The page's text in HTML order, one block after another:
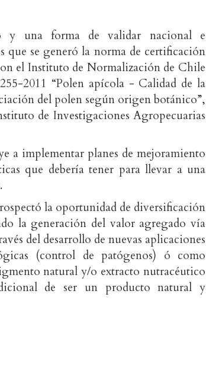
y una forma de validar nacional e
que se generó la norma de certificación
el Instituto de Normalización de Chile
2011 “Polen apícola - Calidad de la
del polen según origen botánico”,
de Investigaciones Agropecuarias
a implementar planes de mejoramiento
que debería tener para llevar a una
la oportunidad de diversificación
la generación del valor agregado vía
del desarrollo de nuevas aplicaciones
(control de patógenos) ó como
natural y/o extracto nutracéutico
de ser un producto natural y